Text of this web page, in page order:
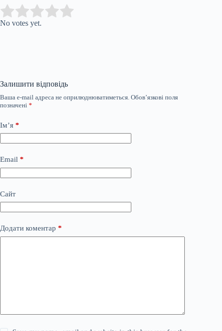
Rate this item:
No votes yet.
Залишити відповідь
Ваша e-mail адреса не оприлюднюватиметься. Обов’язкові поля
позначені *
Ім’я *
Email *
Сайт
Додати коментар *